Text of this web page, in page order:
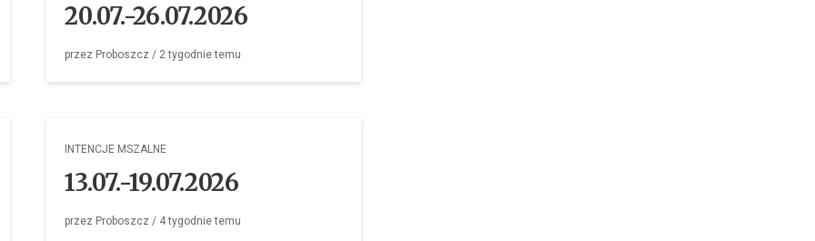
20.07.-26.07.2026
przez Proboszcz / 2 tygodnietemu
INTENCJE MSZALNE
13.07.-19.07.2026
przez Proboszcz / 4 tygodnietemu